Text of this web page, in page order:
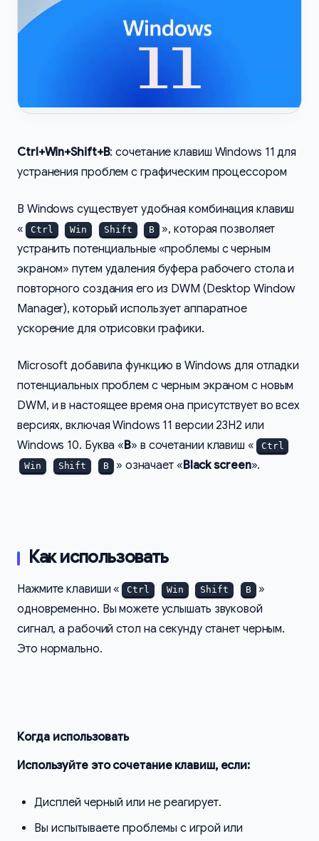
Ctrl+Win+Shift+B: сочетание клавиш Windows 11 для
устранения проблем с графическим процессором
В Windows существует удобная комбинация клавиш
«
Ctrl Win Shift B
», которая позволяет
устранить потенциальные «проблемы с черным
экраном» путем удаления буфера рабочего стола и
повторного создания его из DWM (Desktop Window
Manager), который использует аппаратное
ускорение для отрисовки графики.
Microsoft добавила функцию в Windows для отладки
потенциальных проблем с черным экраном с новым
DWM, и в настоящее время она присутствует во всех
версиях, включая Windows 11 версии 23H2 или
Windows 10. Буква «B» в сочетании клавиш «
Ctrl
Win
Shift B » означает «Black screen».
Как использовать
Нажмите клавиши « Ctrl Win Shift B
»
одновременно. Вы можете услышать звуковой
сигнал, а рабочий стол на секунду станет черным.
Это нормально.
Когда использовать
Используйте это сочетание клавиш, если:
Дисплей черный или не реагирует.
Вы испытываете проблемы с игрой или